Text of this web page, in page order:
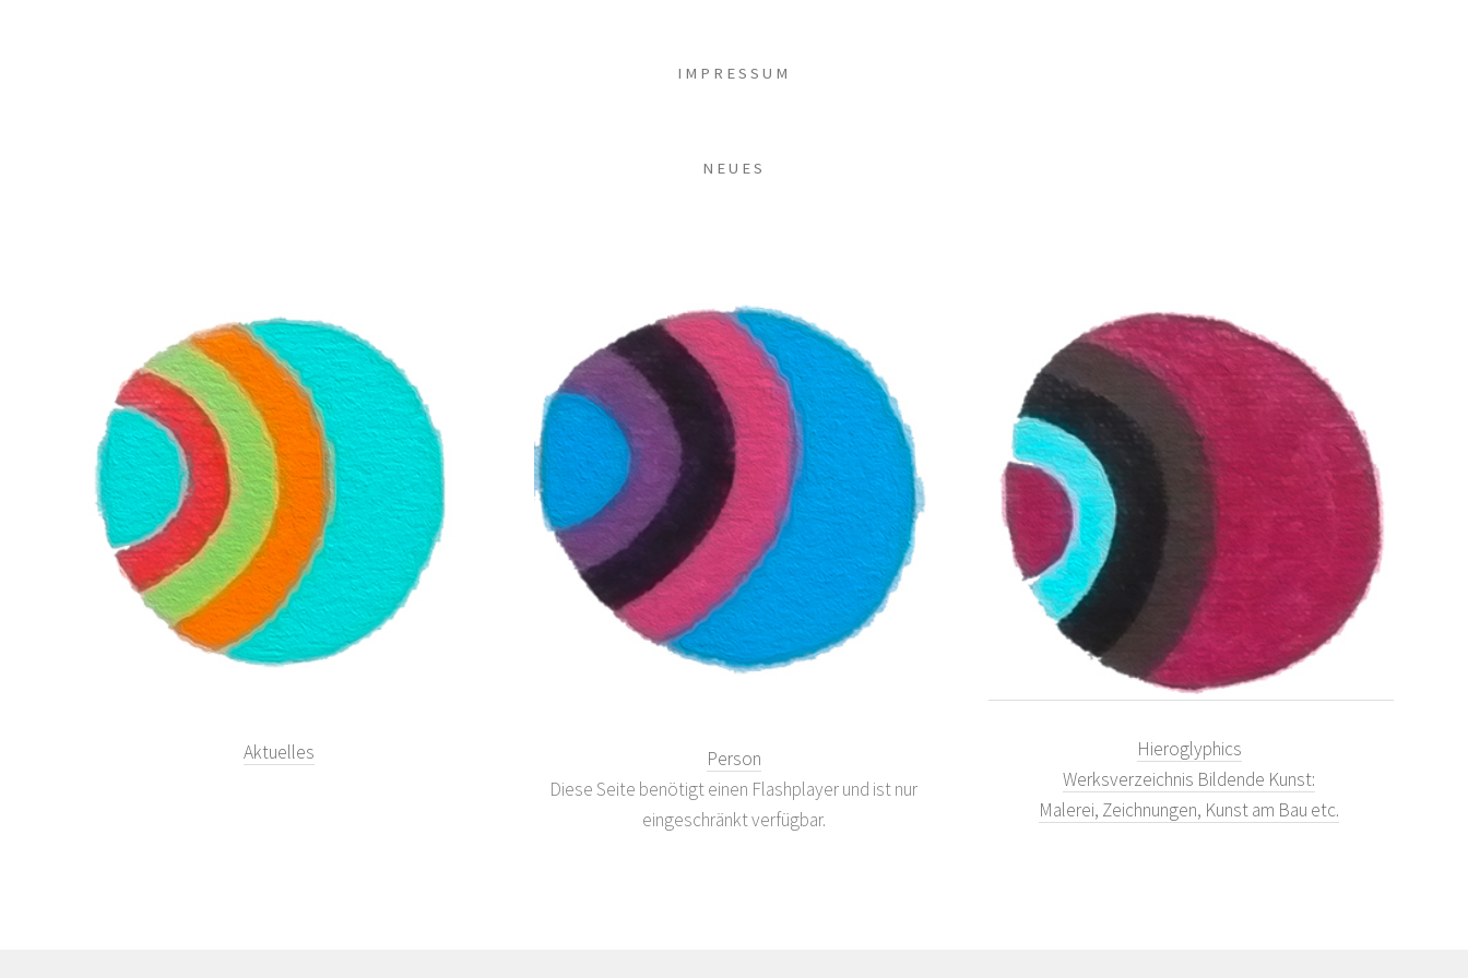
IMPRESSUM
NEUES
Aktuelles
Person
Diese Seite benötigt einen Flashplayer und ist nur
eingeschränkt verfügbar.
Hieroglyphics
Werksverzeichnis Bildende Kunst:
Malerei, Zeichnungen, Kunst am Bau etc.